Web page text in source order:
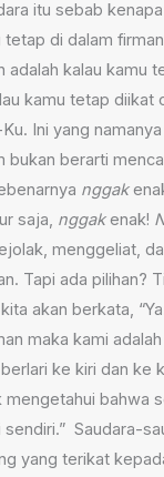
itu sebab
tetap di dalam
adalah kalau kamu
kamu tetap diikat
Ini yang
bukan berarti
nggak
saja, nggakenak!
menggeliat,
Tapi ada pilihan?
akan berkata,
maka kami
ke kiri dan ke
mengetahui bahwa
Saudara-
yang terikat